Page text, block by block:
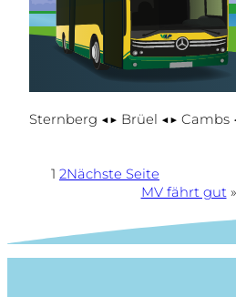
Sternberg ◀▶ Brüel ◀▶ Cambs
1 2Nächste Seite
MV fährt gut »